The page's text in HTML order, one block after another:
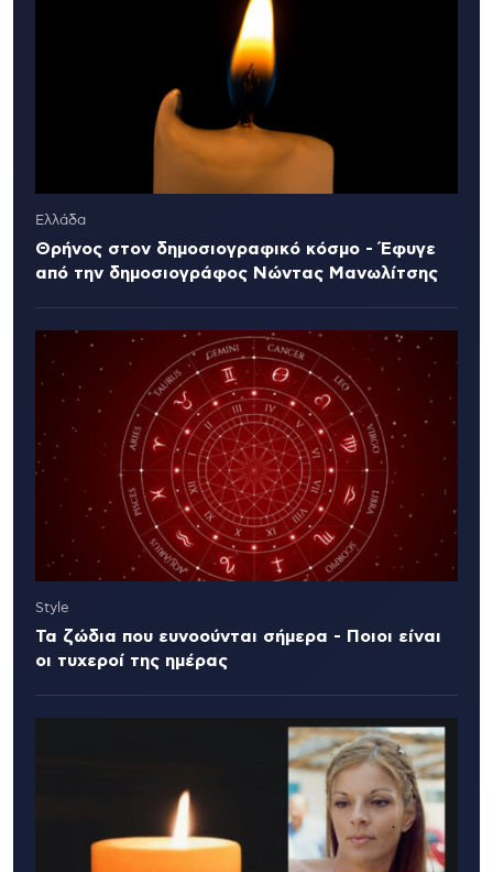
Ελλάδα
Θρήνος στον δημοσιογραφικό κόσμο - Έφυγε
από την δημοσιογράφος Νώντας Μανωλίτσης
Style
Τα ζώδια που ευνοούνται σήμερα - Ποιοι είναι
οι τυχεροί της ημέρας